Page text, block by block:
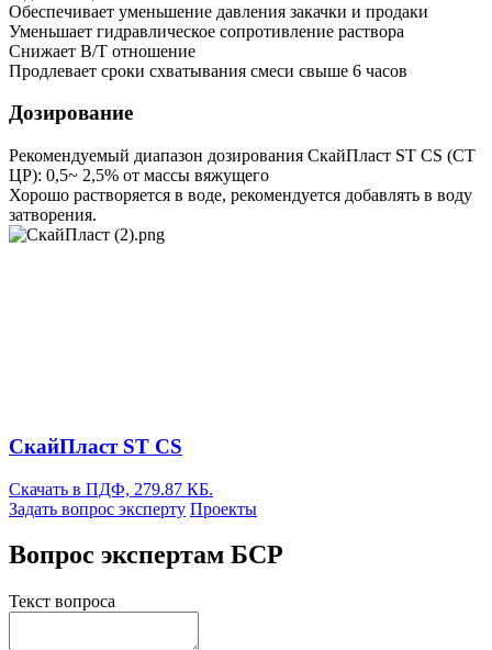
Обеспечивает уменьшение давления закачки и продаки
Уменьшает гидравлическое сопротивление раствора
Снижает В/Т отношение
Продлевает сроки схватывания смеси свыше 6 часов
Дозирование
Рекомендуемый диапазон дозирования СкайПласт ST CS (СТ
ЦР): 0,5~ 2,5% от массы вяжущего
Хорошо растворяется в воде, рекомендуется добавлять в воду
затворения.
СкайПласт ST CS
Скачать в ПДФ, 279.87 КБ.
Задать вопрос эксперту Проекты
Вопрос экспертам БСР
Текст вопроса